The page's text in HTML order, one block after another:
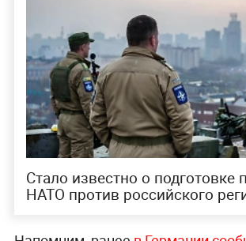
Стало известно о подготовке
НАТО против российского